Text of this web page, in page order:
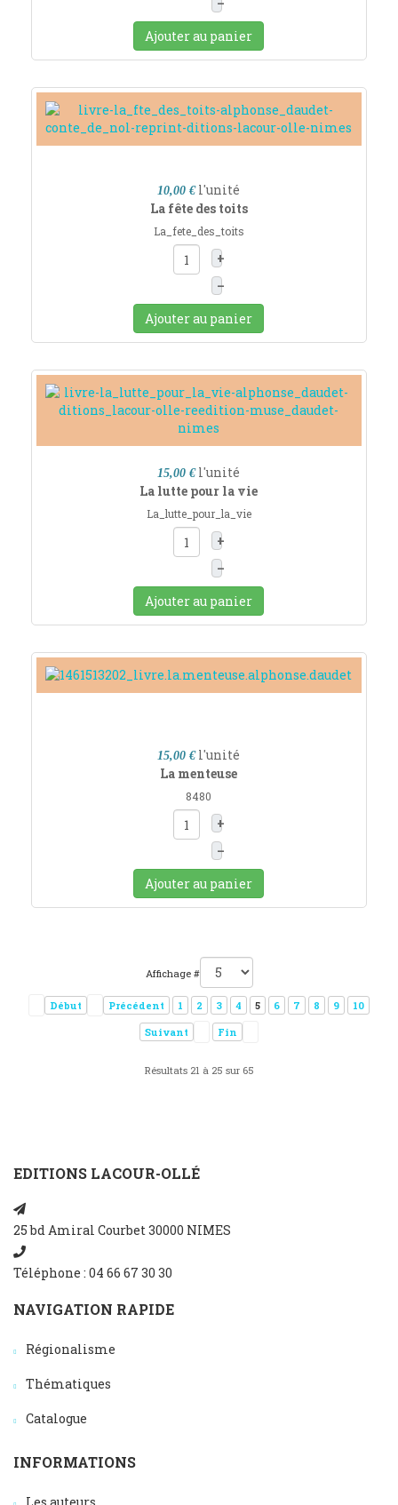
Ajouter au panier
10,00 € l'unité
La fête des toits
La_fete_des_toits
+
–
Ajouter au panier
15,00 € l'unité
La lutte pour la vie
La_lutte_pour_la_vie
+
–
Ajouter au panier
15,00 € l'unité
La menteuse
8480
+
–
Ajouter au panier
Affichage #
Début Précédent 1 2 3 4 5 6 7 8 9
10
Suivant
Fin
Résultats 21 à 25 sur 65
EDITIONS LACOUR-OLLÉ
25 bd Amiral Courbet 30000 NIMES
Téléphone : 04 66 67 30 30
NAVIGATION RAPIDE
Régionalisme
Thématiques
Catalogue
INFORMATIONS